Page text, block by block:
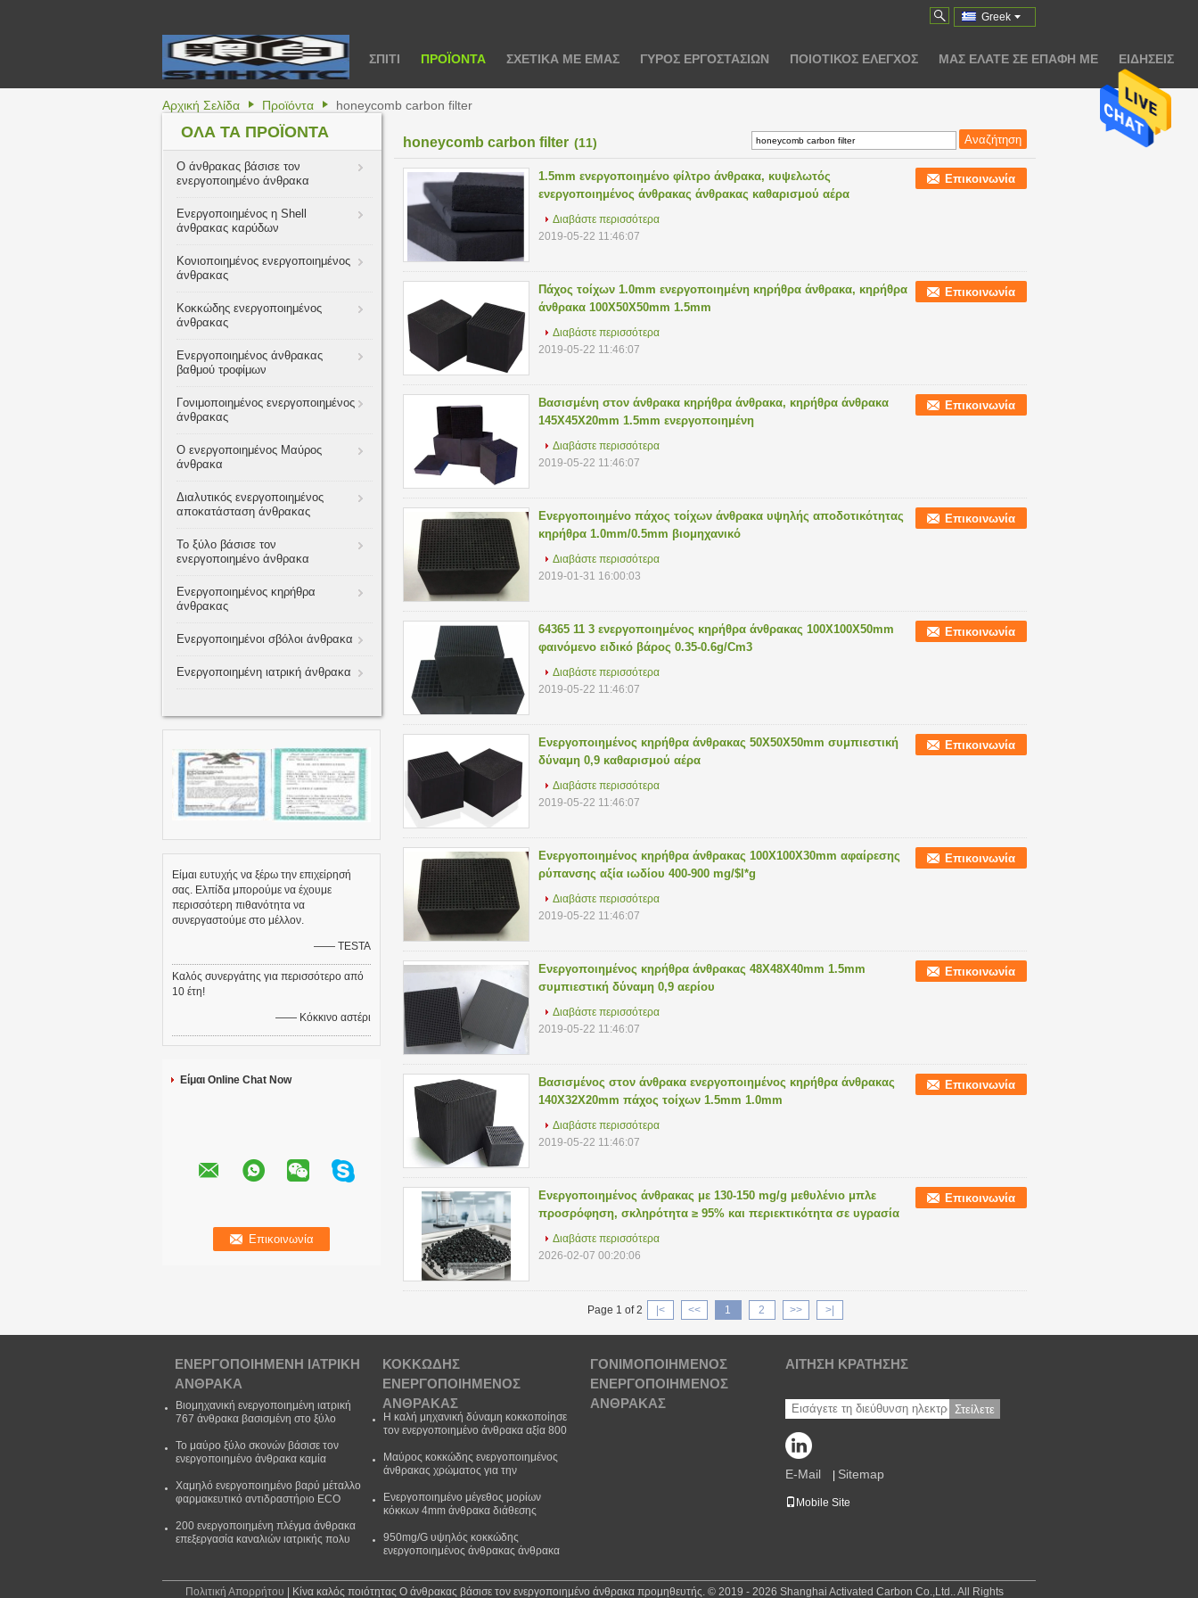
Greek
ΣΠΊΤΙ ΠΡΟΪΌΝΤΑ ΣΧΕΤΙΚΆ ΜΕ ΕΜΆΣ ΓΎΡΟΣ ΕΡΓΟΣΤΑΣΊΩΝ ΠΟΙΟΤΙΚΌΣ ΈΛΕΓΧΟΣ ΜΑΣ ΕΛΆΤΕ ΣΕ ΕΠΑΦΉ ΜΕ ΕΙΔΉΣΕΙΣ
Αρχική Σελίδα Προϊόντα honeycomb carbon filter
ΌΛΑ ΤΑ ΠΡΟΪΌΝΤΑ
Ο άνθρακας βάσισε τον
ενεργοποιημένο άνθρακα
Ενεργοποιημένος η Shell
άνθρακας καρύδων
Κονιοποιημένος ενεργοποιημένος
άνθρακας
Κοκκώδης ενεργοποιημένος
άνθρακας
Ενεργοποιημένος άνθρακας
βαθμού τροφίμων
Γονιμοποιημένος ενεργοποιημένος
άνθρακας
Ο ενεργοποιημένος Μαύρος
άνθρακα
Διαλυτικός ενεργοποιημένος
αποκατάσταση άνθρακας
Το ξύλο βάσισε τον
ενεργοποιημένο άνθρακα
Ενεργοποιημένος κηρήθρα
άνθρακας
Ενεργοποιημένοι σβόλοι άνθρακα
Ενεργοποιημένη ιατρική άνθρακα
Είμαι ευτυχής να ξέρω την επιχείρησή
σας. Ελπίδα μπορούμε να έχουμε
περισσότερη πιθανότητα να
συνεργαστούμε στο μέλλον.
—— TESTA
Καλός συνεργάτης για περισσότερο από
10 έτη!
—— Κόκκινο αστέρι
Είμαι Online Chat Now
honeycomb carbon filter (11)
1.5mm ενεργοποιημένο φίλτρο άνθρακα, κυψελωτός
ενεργοποιημένος άνθρακας άνθρακας καθαρισμού αέρα
60X60X10mm
Επικοινωνία
Διαβάστε περισσότερα
2019-05-22 11:46:07
Πάχος τοίχων 1.0mm ενεργοποιημένη κηρήθρα άνθρακα, κηρήθρα
άνθρακα 100X50X50mm 1.5mm
Επικοινωνία
Διαβάστε περισσότερα
2019-05-22 11:46:07
Βασισμένη στον άνθρακα κηρήθρα άνθρακα, κηρήθρα άνθρακα
145X45X20mm 1.5mm ενεργοποιημένη
Επικοινωνία
Διαβάστε περισσότερα
2019-05-22 11:46:07
Ενεργοποιημένο πάχος τοίχων άνθρακα υψηλής αποδοτικότητας
κηρήθρα 1.0mm/0.5mm βιομηχανικό
Επικοινωνία
Διαβάστε περισσότερα
2019-01-31 16:00:03
64365 11 3 ενεργοποιημένος κηρήθρα άνθρακας 100X100X50mm
φαινόμενο ειδικό βάρος 0.35-0.6g/Cm3
Επικοινωνία
Διαβάστε περισσότερα
2019-05-22 11:46:07
Ενεργοποιημένος κηρήθρα άνθρακας 50X50X50mm συμπιεστική
δύναμη 0,9 καθαρισμού αέρα
Επικοινωνία
Διαβάστε περισσότερα
2019-05-22 11:46:07
Ενεργοποιημένος κηρήθρα άνθρακας 100X100X30mm αφαίρεσης
ρύπανσης αξία ιωδίου 400-900 mg/$l*g
Επικοινωνία
Διαβάστε περισσότερα
2019-05-22 11:46:07
Ενεργοποιημένος κηρήθρα άνθρακας 48X48X40mm 1.5mm
συμπιεστική δύναμη 0,9 αερίου
Επικοινωνία
Διαβάστε περισσότερα
2019-05-22 11:46:07
Βασισμένος στον άνθρακα ενεργοποιημένος κηρήθρα άνθρακας
140X32X20mm πάχος τοίχων 1.5mm 1.0mm
Επικοινωνία
Διαβάστε περισσότερα
2019-05-22 11:46:07
Ενεργοποιημένος άνθρακας με 130-150 mg/g μεθυλένιο μπλε
προσρόφηση, σκληρότητα ≥ 95% και περιεκτικότητα σε υγρασία
μικρότερη του 5% για βιομηχανικό καθαρισμό
Επικοινωνία
Διαβάστε περισσότερα
2026-02-07 00:20:06
Page 1 of 2 |< << 1 2 >> >|
ΕΝΕΡΓΟΠΟΙΗΜΈΝΗ ΙΑΤΡΙΚΉ
ΆΝΘΡΑΚΑ
Βιομηχανική ενεργοποιημένη ιατρική
767 άνθρακα βασισμένη στο ξύλο
Το μαύρο ξύλο σκονών βάσισε τον
ενεργοποιημένο άνθρακα καμία
Pharm
Χαμηλό ενεργοποιημένο βαρύ μέταλλο
φαρμακευτικό αντιδραστήριο ECO
200 ενεργοποιημένη πλέγμα άνθρακα
επεξεργασία καναλιών ιατρικής πολυ
ΚΟΚΚΏΔΗΣ
ΕΝΕΡΓΟΠΟΙΗΜΈΝΟΣ
ΆΝΘΡΑΚΑΣ
Η καλή μηχανική δύναμη κοκκοποίησε
τον ενεργοποιημένο άνθρακα αξία 800
Μαύρος κοκκώδης ενεργοποιημένος
άνθρακας χρώματος για την
αντιδραστηρίων
Ενεργοποιημένο μέγεθος μορίων
κόκκων 4mm άνθρακα διάθεσης
550g/L
950mg/G υψηλός κοκκώδης
ενεργοποιημένος άνθρακας άνθρακα
εργοστασίου νερού
ΓΟΝΙΜΟΠΟΙΗΜΈΝΟΣ
ΕΝΕΡΓΟΠΟΙΗΜΈΝΟΣ
ΆΝΘΡΑΚΑΣ
ΑΊΤΗΣΗ ΚΡΆΤΗΣΗΣ
Στείλετε
E-Mail Sitemap
Mobile Site
Πολιτική Απορρήτου | Κίνα καλός ποιότητας Ο άνθρακας βάσισε τον ενεργοποιημένο άνθρακα προμηθευτής. © 2019 - 2026 Shanghai Activated Carbon Co.,Ltd.. All Rights